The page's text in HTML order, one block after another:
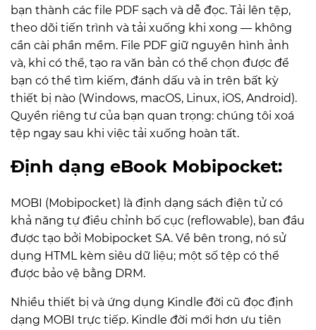
bạn thành các file PDF sạch và dễ đọc. Tải lên tệp,
theo dõi tiến trình và tải xuống khi xong — không
cần cài phần mềm. File PDF giữ nguyên hình ảnh
và, khi có thể, tạo ra văn bản có thể chọn được để
bạn có thể tìm kiếm, đánh dấu và in trên bất kỳ
thiết bị nào (Windows, macOS, Linux, iOS, Android).
Quyền riêng tư của bạn quan trọng: chúng tôi xoá
tệp ngay sau khi việc tải xuống hoàn tất.
Định dạng eBook Mobipocket:
MOBI (Mobipocket) là định dạng sách điện tử có
khả năng tự điều chỉnh bố cục (reflowable), ban đầu
được tạo bởi Mobipocket SA. Về bên trong, nó sử
dụng HTML kèm siêu dữ liệu; một số tệp có thể
được bảo vệ bằng DRM.
Nhiều thiết bị và ứng dụng Kindle đời cũ đọc định
dạng MOBI trực tiếp. Kindle đời mới hơn ưu tiên